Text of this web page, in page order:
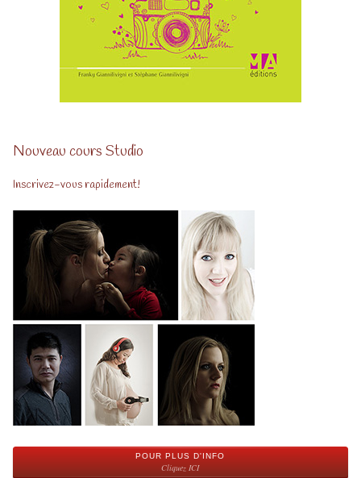
Nouveau cours Studio
Inscrivez-vous rapidement!
POUR PLUS D'INFO
Cliquez ICI